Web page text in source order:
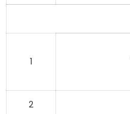
1
2